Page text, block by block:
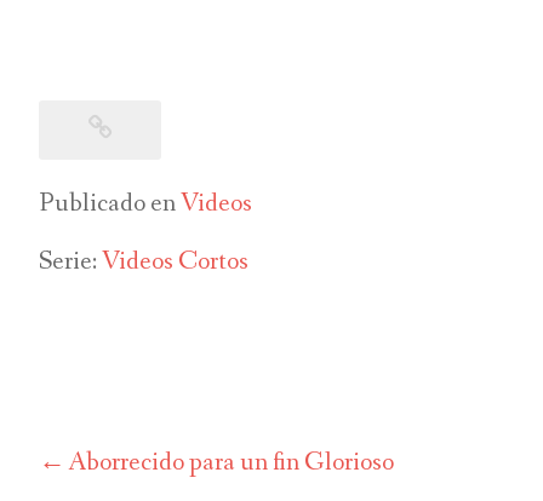
Publicado enVideos
Serie:Videos Cortos
Navegación
Aborrecido para un fin Glorioso